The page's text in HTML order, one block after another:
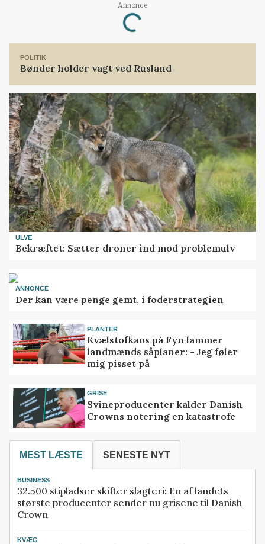
Annonce
Loading...
POLITIK
Bønder holder vagt ved Rusland
ULVE
Bekræftet: Sætter droner ind mod problemulv
ANNONCE
Der kan være penge gemt, i foderstrategien
PLANTER
Kvælstofkaos på Fyn lammer
landmænds såplaner: - Jeg føler
mig pisset på
GRISE
Svineproducenter kalder Danish
Crowns notering en katastrofe
MEST LÆSTE SENESTE NYT
BUSINESS
32.500 stipladser skifter slagteri: En af landets
største producenter sender nu grisene til Danish
Crown
KVÆG